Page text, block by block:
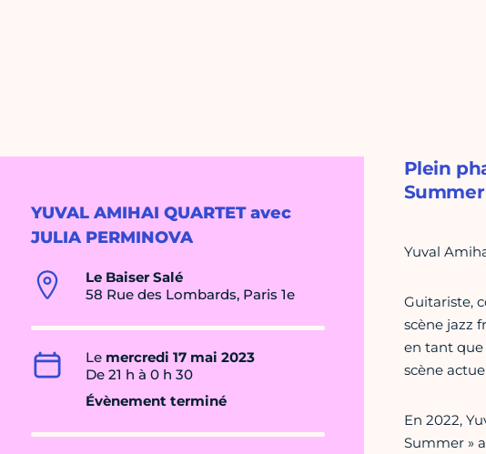
YUVAL AMIHAI QUARTET avec
JULIA PERMINOVA
Le Baiser Salé
58 Rue des Lombards, Paris 1e
Le mercredi 17 mai 2023
De 21 h à 0 h 30
Évènement terminé
Plein
Yuval
Guitariste,
scène jazz
en tant que
scène
En 2022,
Summer »